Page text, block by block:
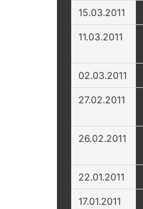
15.03.2011
11.03.2011
02.03.2011
27.02.2011
26.02.2011
22.01.2011
17.01.2011